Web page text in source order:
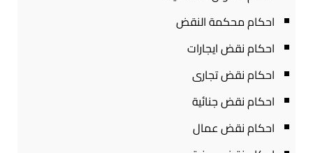
احكام محكمة النقض
احكام نقض ايجارات
احكام نقض تجارى
احكام نقض جنائية
احكام نقض عمال